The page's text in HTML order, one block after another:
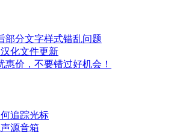
部分文字样式错乱问题
化文件更新
惠价，不要错过好机会！
何追踪光标
源音箱